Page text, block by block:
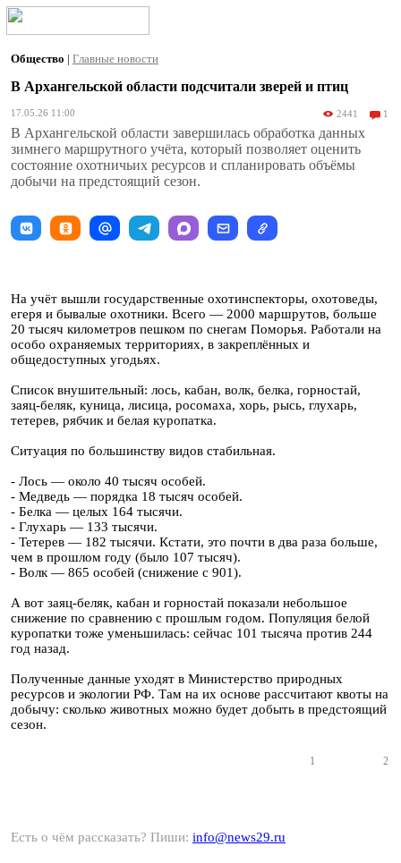
Общество | Главные новости
В Архангельской области подсчитали зверей и птиц
17.05.26 11:00 2441 1
В Архангельской области завершилась обработка данных
зимнего маршрутного учёта, который позволяет оценить
состояние охотничьих ресурсов и спланировать объёмы
добычи на предстоящий сезон.
На учёт вышли государственные охотинспекторы, охотоведы,
егеря и бывалые охотники. Всего — 2000 маршрутов, больше
20 тысяч километров пешком по снегам Поморья. Работали на
особо охраняемых территориях, в закреплённых и
общедоступных угодьях.
Список внушительный: лось, кабан, волк, белка, горностай,
заяц-беляк, куница, лисица, росомаха, хорь, рысь, глухарь,
тетерев, рябчик и белая куропатка.
Ситуация по большинству видов стабильная.
- Лось — около 40 тысяч особей.
- Медведь — порядка 18 тысяч особей.
- Белка — целых 164 тысячи.
- Глухарь — 133 тысячи.
- Тетерев — 182 тысячи. Кстати, это почти в два раза больше,
чем в прошлом году (было 107 тысяч).
- Волк — 865 особей (снижение с 901).
А вот заяц-беляк, кабан и горностай показали небольшое
снижение по сравнению с прошлым годом. Популяция белой
куропатки тоже уменьшилась: сейчас 101 тысяча против 244
год назад.
Полученные данные уходят в Министерство природных
ресурсов и экологии РФ. Там на их основе рассчитают квоты на
добычу: сколько животных можно будет добыть в предстоящий
сезон.
1 2
Есть о чём рассказать? Пиши: info@news29.ru